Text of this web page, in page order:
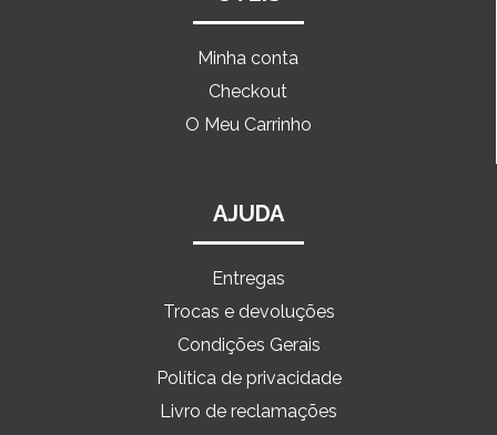
Minha conta
Checkout
O Meu Carrinho
AJUDA
Entregas
Trocas e devoluções
Condições Gerais
Política de privacidade
Livro de reclamações